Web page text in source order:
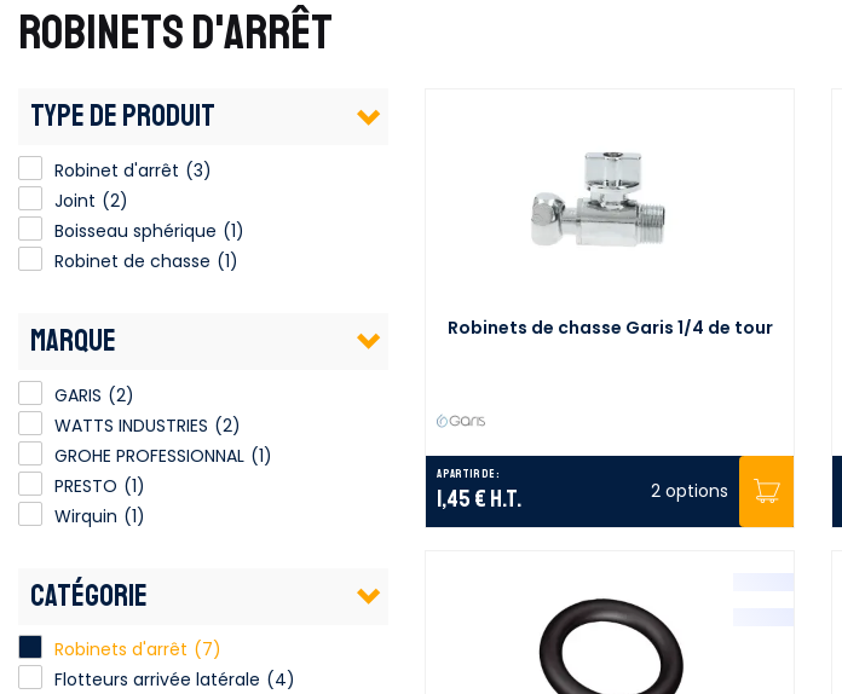
ROBINETS D'ARRÊT
TYPE DE PRODUIT
Robinet d'arrêt (3)
Joint (2)
Boisseau sphérique (1)
Robinet de chasse (1)
MARQUE
GARIS (2)
WATTS INDUSTRIES (2)
GROHE PROFESSIONNAL (1)
PRESTO (1)
Wirquin (1)
CATÉGORIE
Robinets d'arrêt (7)
Flotteurs arrivée latérale (4)
Robinets de chasse Garis 1/4 de tour
A partir de :
1,45 € H.T. 2 options